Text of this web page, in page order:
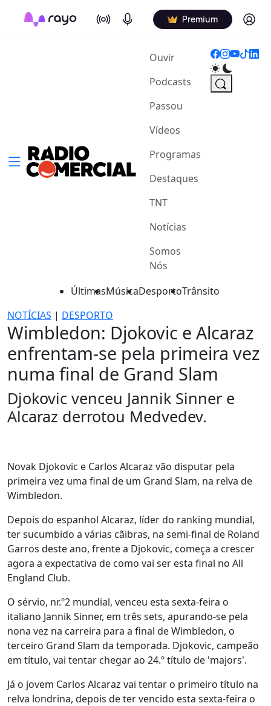
On Air Podcasts Premium Log in
Ouvir(current)
Podcasts
Passou
Vídeos
Programas
Destaques
TNT
Notícias
Somos
Nós
ÚltimasMúsicaDesportoTrânsito
NOTÍCIAS | DESPORTO
Wimbledon: Djokovic e Alcaraz
enfrentam-se pela primeira vez
numa final de Grand Slam
Djokovic venceu Jannik Sinner e
Alcaraz derrotou Medvedev.
Novak Djokovic e Carlos Alcaraz vão disputar pela
primeira vez uma final de um Grand Slam, na relva de
Wimbledon.
Depois do espanhol Alcaraz, líder do ranking mundial,
ter sucumbido a várias cãibras, na semi-final de Roland
Garros deste ano, frente a Djokovic, começa a crescer
agora a expectativa de como vai ser esta final no All
England Club.
O sérvio, nr.º2 mundial, venceu esta sexta-feira o
italiano Jannik Sinner, em três sets, apurando-se pela
nona vez na carreira para a final de Wimbledon, o
terceiro Grand Slam da temporada. Djokovic, campeão
em título, vai tentar chegar ao 24.º título de 'majors'.
Já o jovem Carlos Alcaraz vai tentar o primeiro título na
relva londrina, depois de ter vencido esta sexta-feira o